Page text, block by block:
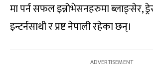
मा पर्न सफल इन्नोभेसनहरुमा ब्लाङ्सेर,
इन्टर्नसाथी र प्रष्ट नेपाली रहेका छन्।